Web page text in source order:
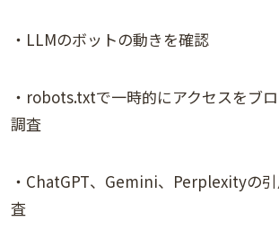
・LLMのボットの動きを確認
・robots.txtで一時的にアクセスをブ
調査
・ChatGPT、Gemini、Perplexityの
査